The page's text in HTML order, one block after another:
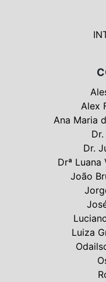
Alex
Ana Maria
Dr.
Drª
João
Luiza